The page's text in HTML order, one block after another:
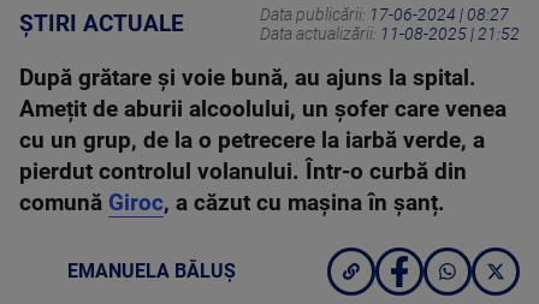
ȘTIRI ACTUALE Data publicării: 17-06-2024 | 08:27
Data actualizării: 11-08-2025 | 21:52
După grătare și voie bună, au ajuns la spital.
Amețit de aburii alcoolului, un șofer care venea
cu un grup, de la o petrecere la iarbă verde, a
pierdut controlul volanului. Într-o curbă din
comună Giroc, a căzut cu mașina în șanț.
EMANUELA BĂLUȘ